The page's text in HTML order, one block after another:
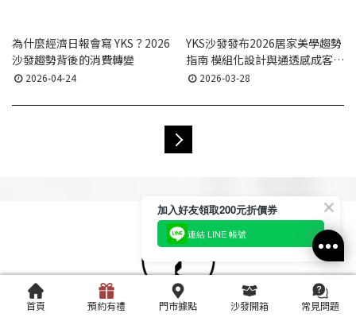
為什麼經濟日報會寫 YKS？2026
沙發趨勢背後的消費轉變
2026-04-24
YKS沙發發布2026居家美學趨勢
指南 模組化設計與通透感成客廳
主流2026-03-28
首頁 預約有禮 門市據點 沙發開箱 常見問題
加入好友領取200元折價券
連結 LINE 帳號